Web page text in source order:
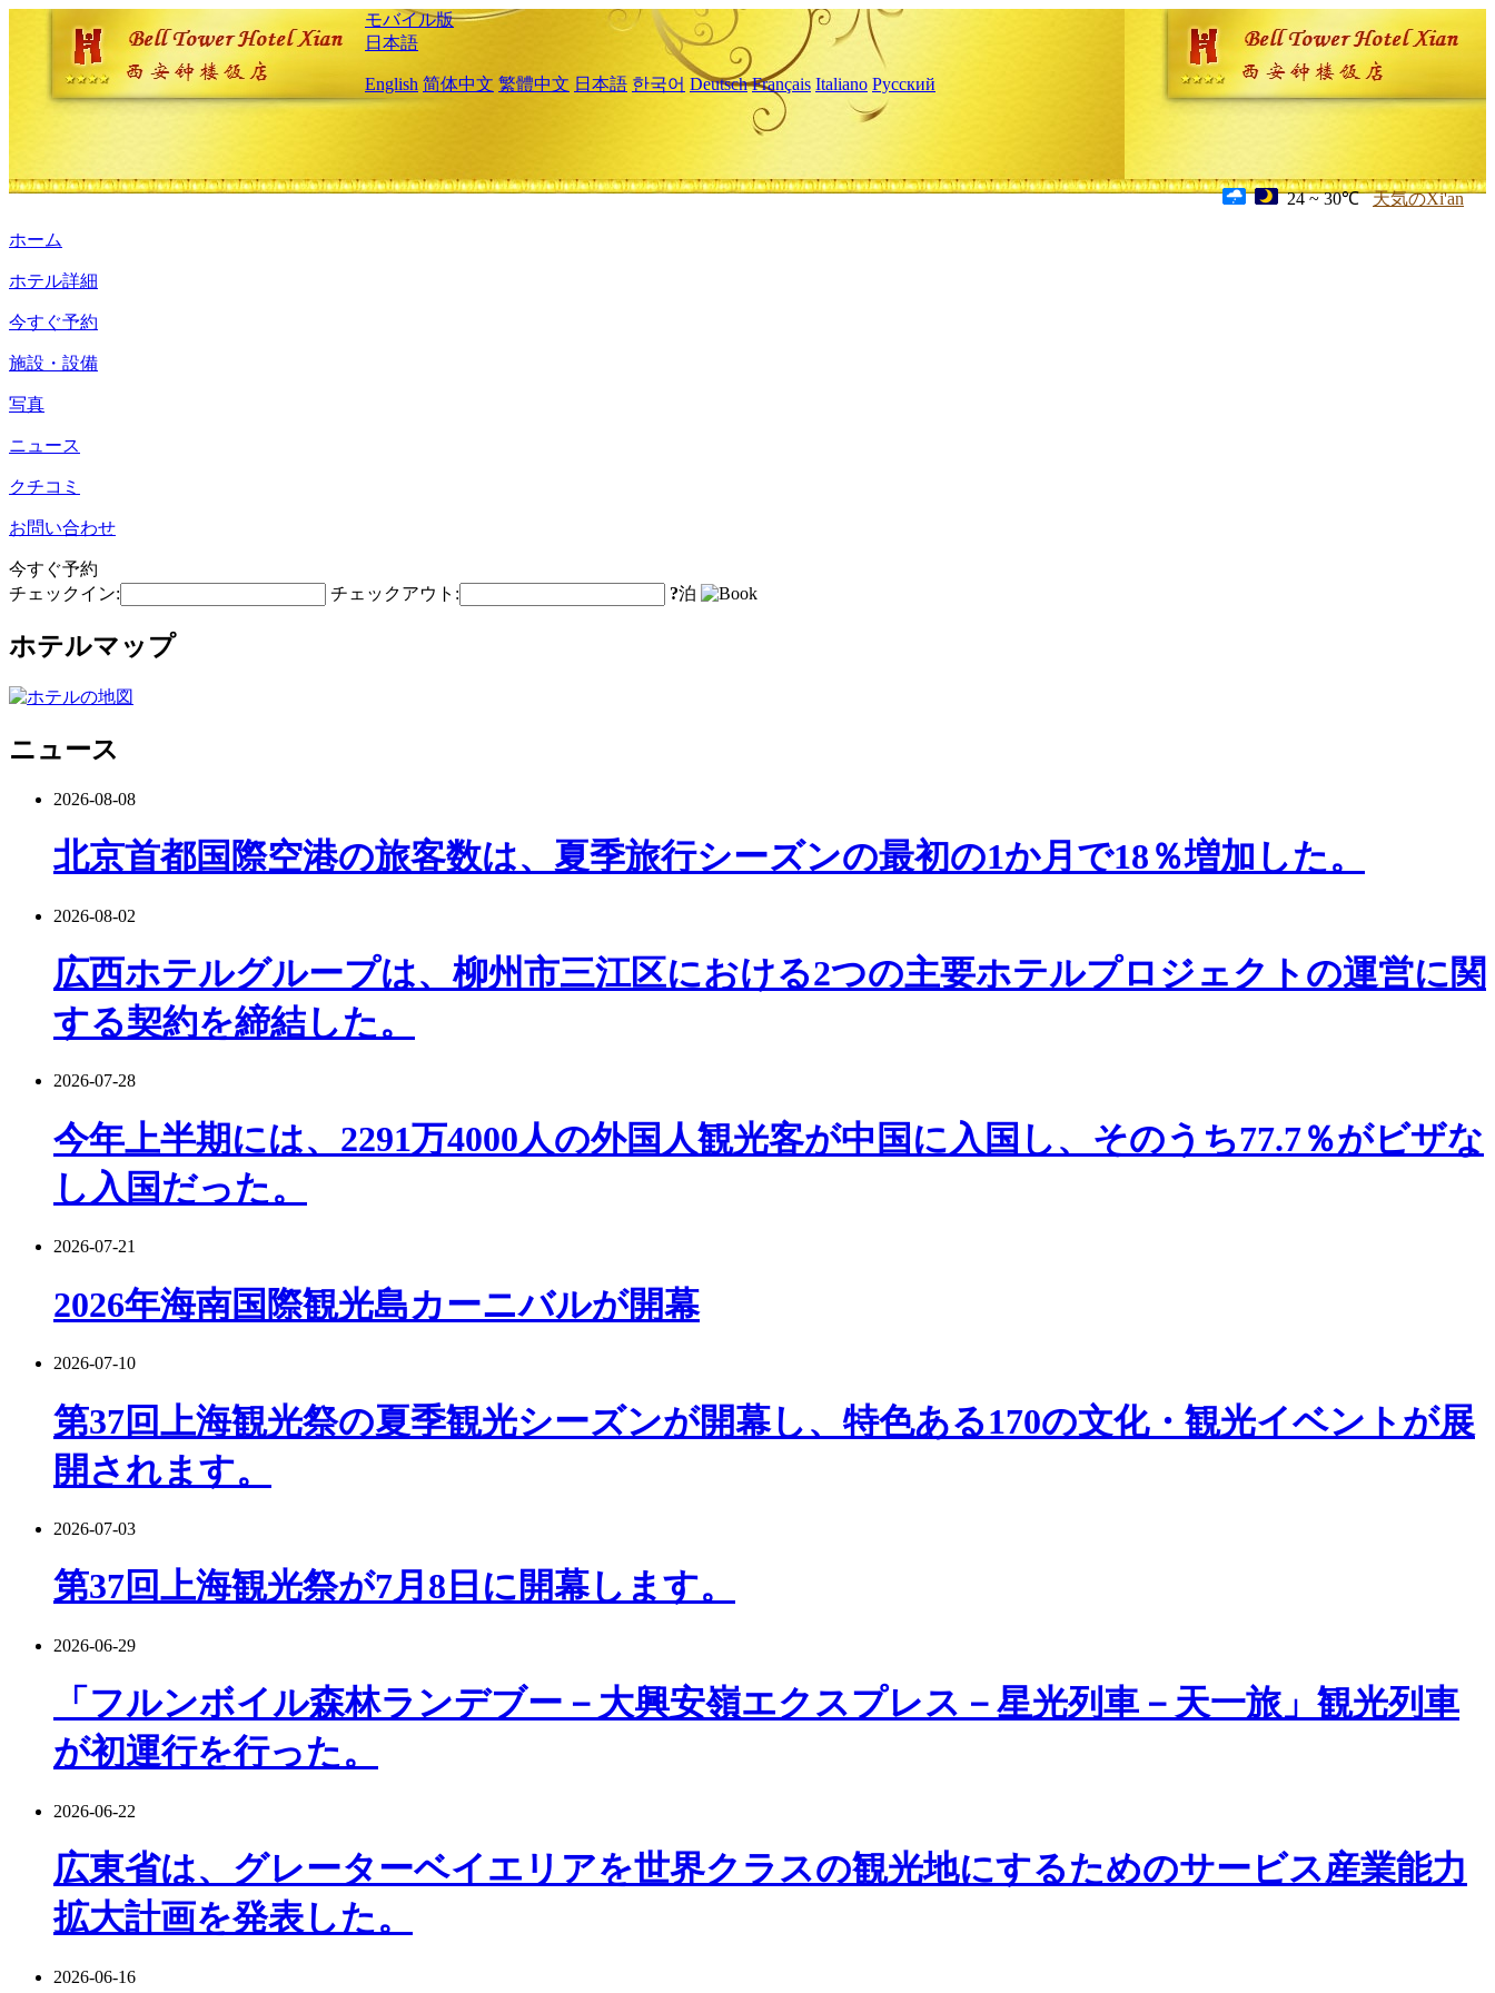
モバイル版
日本語
English 简体中文 繁體中文 日本語 한국어 Deutsch Français Italiano Русский
24 ~ 30℃ 天気のXi'an
ホーム
ホテル詳細
今すぐ予約
施設・設備
写真
ニュース
クチコミ
お問い合わせ
今すぐ予約
チェックイン:
チェックアウト: ?泊
ホテルマップ
ニュース
2026-08-08
北京首都国際空港の旅客数は、夏季旅行シーズンの最初の1か月で18％増加した。
2026-08-02
広西ホテルグループは、柳州市三江区における2つの主要ホテルプロジェクトの運営に関
する契約を締結した。
2026-07-28
今年上半期には、2291万4000人の外国人観光客が中国に入国し、そのうち77.7％がビザな
し入国だった。
2026-07-21
2026年海南国際観光島カーニバルが開幕
2026-07-10
第37回上海観光祭の夏季観光シーズンが開幕し、特色ある170の文化・観光イベントが展
開されます。
2026-07-03
第37回上海観光祭が7月8日に開幕します。
2026-06-29
「フルンボイル森林ランデブー－大興安嶺エクスプレス－星光列車－天一旅」観光列車
が初運行を行った。
2026-06-22
広東省は、グレーターベイエリアを世界クラスの観光地にするためのサービス産業能力
拡大計画を発表した。
2026-06-16